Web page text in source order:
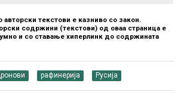
текстови е казниво со закон.
содржини (текстови) од оваа страница е
и со ставање хиперлинк до содржината
рафинерија Русија